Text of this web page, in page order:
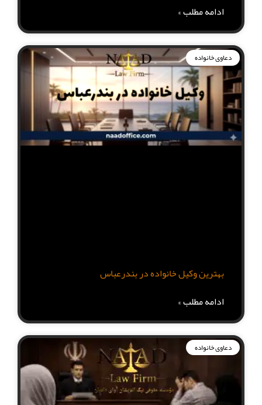
ادامه مطلب »
دعاوی خانواده
بهترین وکیل خانواده در بندرعباس
ادامه مطلب »
دعاوی خانواده